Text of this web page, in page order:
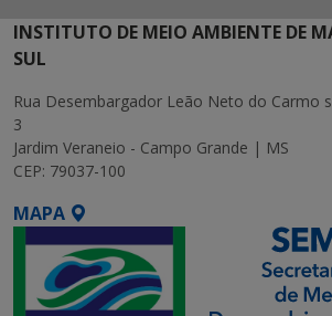
INSTITUTO DE MEIO AMBIENTE DE
SUL
Rua Desembargador Leão Neto do Carmo
3
Jardim Veraneio - Campo Grande | MS
CEP: 79037-100
MAPA